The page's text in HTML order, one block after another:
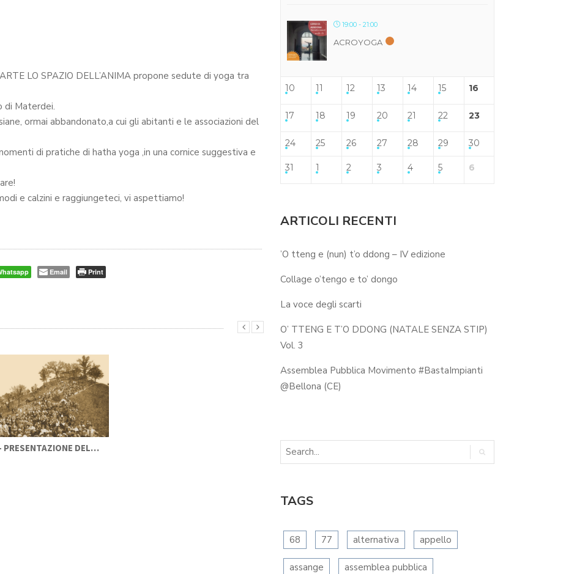
LO SPAZIO DELL’ANIMA propone sedute di yoga tra
di Materdei.
ormai abbandonato,a cui gli abitanti e le associazioni del
di pratiche di hatha yoga ,in una cornice suggestiva e
e calzini e raggiungeteci, vi aspettiamo!
Email Print
PRESENTAZIONE DEL…
19:00 - 21:00
ACROYOGA
10 11 12 13 14 15 16
17 18 19 20 21 22 23
24 25 26 27 28 29 30
31 1 2 3 4 5 6
ARTICOLI RECENTI
’O tteng e (nun) t’o ddong – IV edizione
Collage o’tengo e to’ dongo
La voce degli scarti
O’ TTENG E T’O DDONG (NATALE SENZA STIP)
Vol. 3
Assemblea Pubblica Movimento #BastaImpianti
@Bellona (CE)
TAGS
68 77 alternativa appello
assange assemblea pubblica